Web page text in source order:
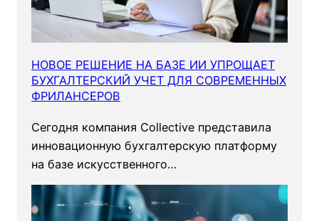
НОВОЕ РЕШЕНИЕ НА БАЗЕ ИИ УПРОЩАЕТ
БУХГАЛТЕРСКИЙ УЧЕТ ДЛЯ СОВРЕМЕННЫХ
ФРИЛАНСЕРОВ
Сегодня компания Collective представила
инновационную бухгалтерскую платформу
на базе искусственного…